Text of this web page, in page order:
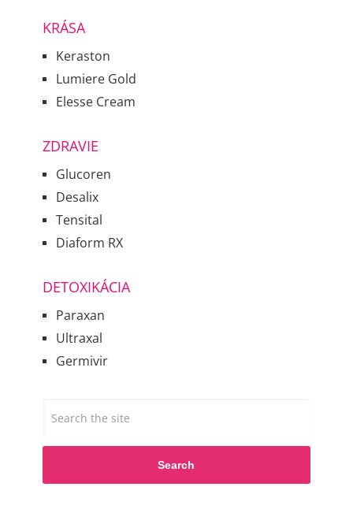
KRÁSA
Keraston
Lumiere Gold
Elesse Cream
ZDRAVIE
Glucoren
Desalix
Tensital
Diaform RX
DETOXIKÁCIA
Paraxan
Ultraxal
Germivir
Search